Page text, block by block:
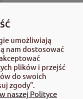
8-11-35 op.
umożliwiają
nam dostosować
plików i przejść
do swoich
zgody".
naszej Polityce